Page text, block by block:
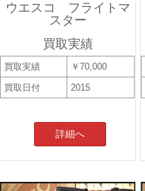
ウエスコ フライトマ
スター
買取実績
買取実績
￥70,000
買取日付
2015
詳細へ